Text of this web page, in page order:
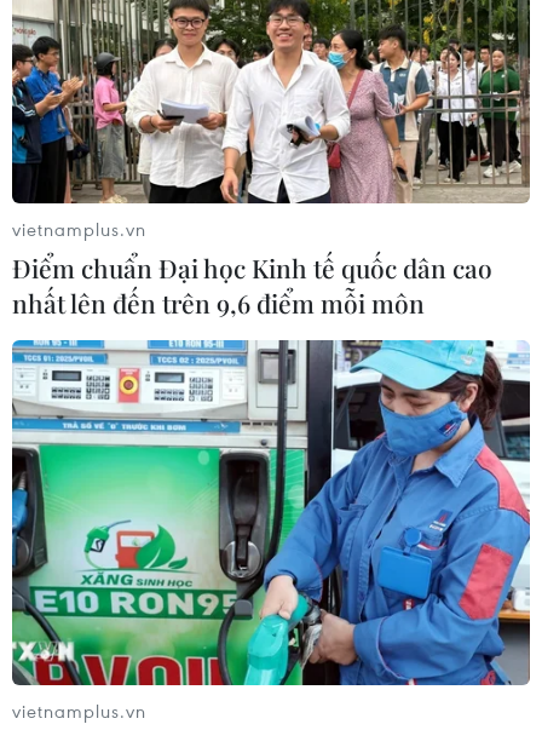
vietnamplus.vn
Điểm chuẩn Đại học Kinh tế quốc dân cao
nhất lên đến trên 9,6 điểm mỗi môn
vietnamplus.vn